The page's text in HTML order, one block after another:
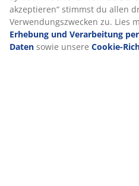
Bewertungen
(0)
Wenn du Marketing-Cookies
Browsing-Daten mit unseren
Meta und TikTok), um